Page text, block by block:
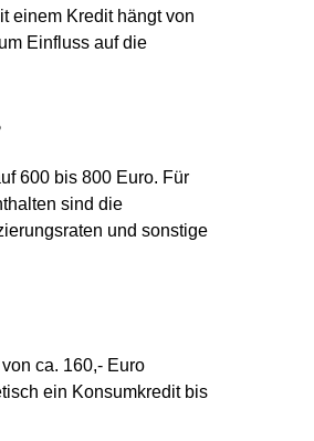
einem Kredit hängt von
Einfluss auf die
600 bis 800 Euro. Für
sind die
und sonstige
ca. 160,- Euro
ein Konsumkredit bis